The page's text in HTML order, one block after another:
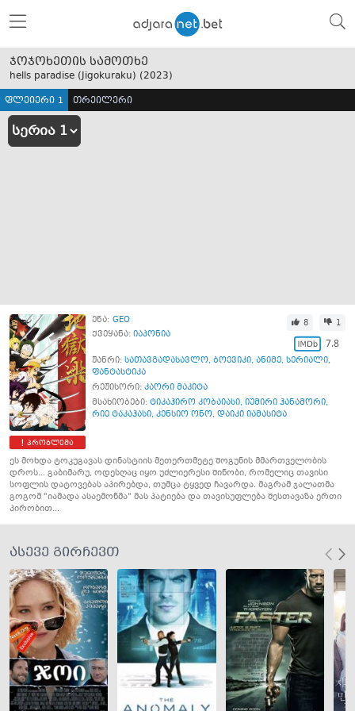
ჯოჯოხეთის სამოთხე
hells paradise (Jigokuraku) (2023)
ფლეიერი 1 თრეილერი
პრობლემა
ენა: GEO
ქვეყანა: იაპონია
8 1
7.8
ჟანრი: სათავგადასავლო, ბოევიკი, ანიმე, სერიალი,
ფანტასტიკა
რეჟისორი: კაორი მაკიტა
მსახიობები: ტიკაჰირო კობაიასი, იუმირი ჰანამორი,
რიე ტაკაჰასი, კენსიო ონო, დაიკი იამასიტა
ეს მოხდა ტოკუგავას დინასტიის მეთერთმეტე შოგუნის მმართველობის
დროს... გაბიმარუ, ოდესღაც იყო უძლიერესი შინობი, რომელიც თავისი
სოფლის დატოვებას აპირებდა, თუმცა ტყვედ ჩავარდა. მაგრამ ჯალათმა
გოგომ "იამადა ასაემონმა" მას პატიება და თავისუფლება შესთავაზა ერთი
პირობით...
ასევე გირჩევთ